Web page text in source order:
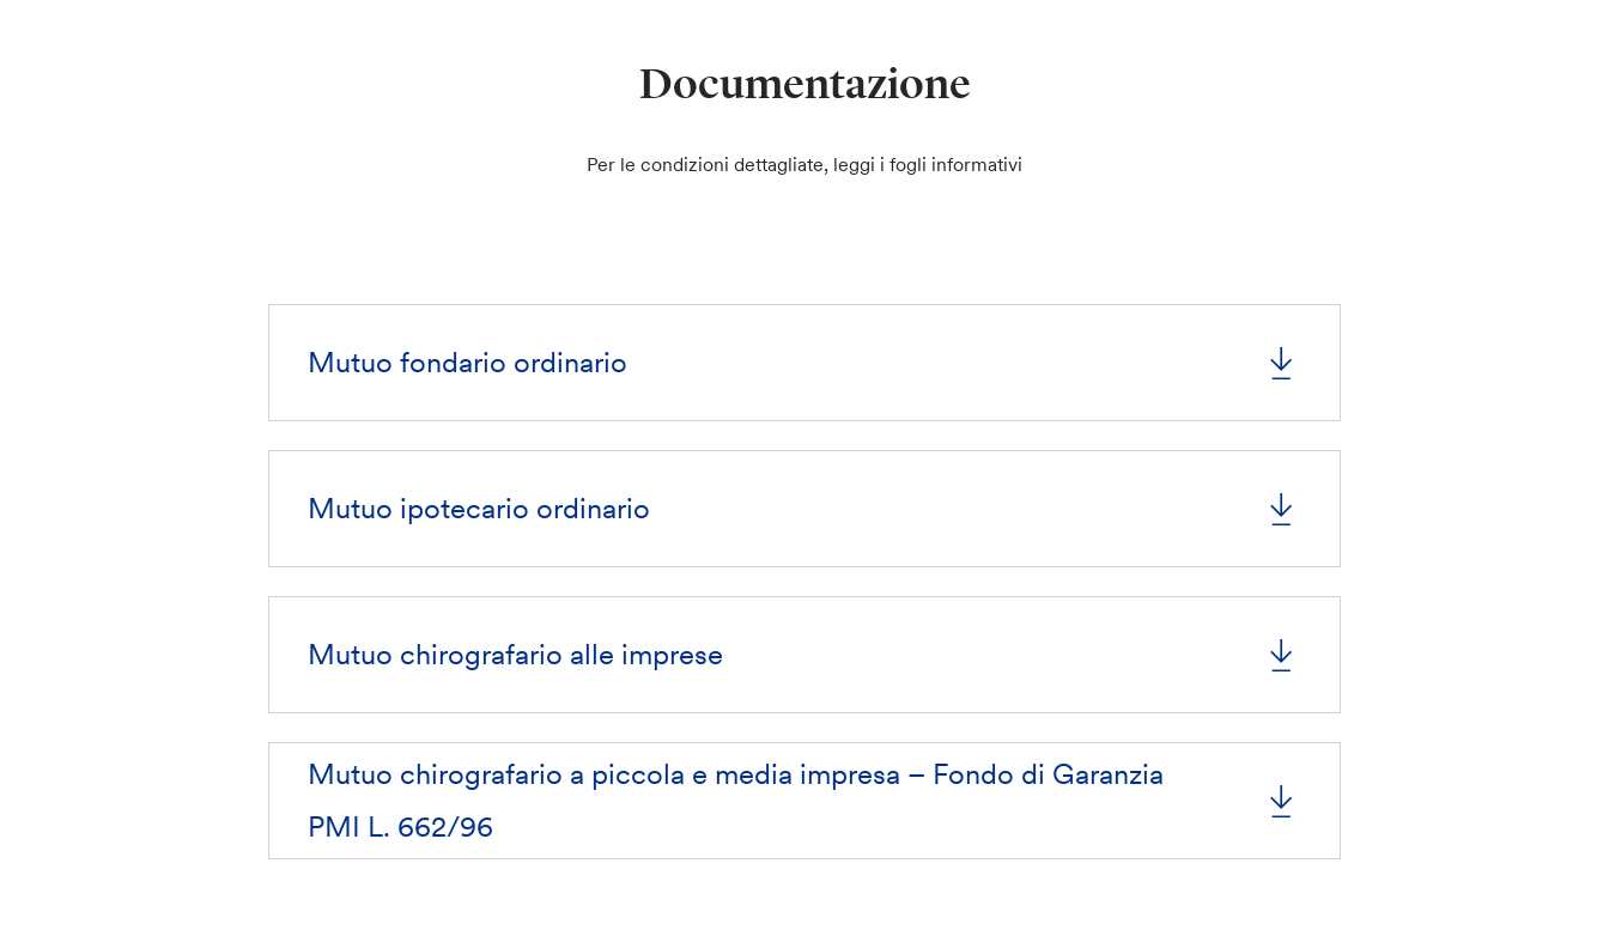
Documentazione
Per le condizioni dettagliate, leggi i fogli informativi
Mutuo fondario ordinario
Mutuo ipotecario ordinario
Mutuo chirografario alle imprese
Mutuo chirografario a piccola e media impresa – Fondo di Garanzia
PMI L. 662/96